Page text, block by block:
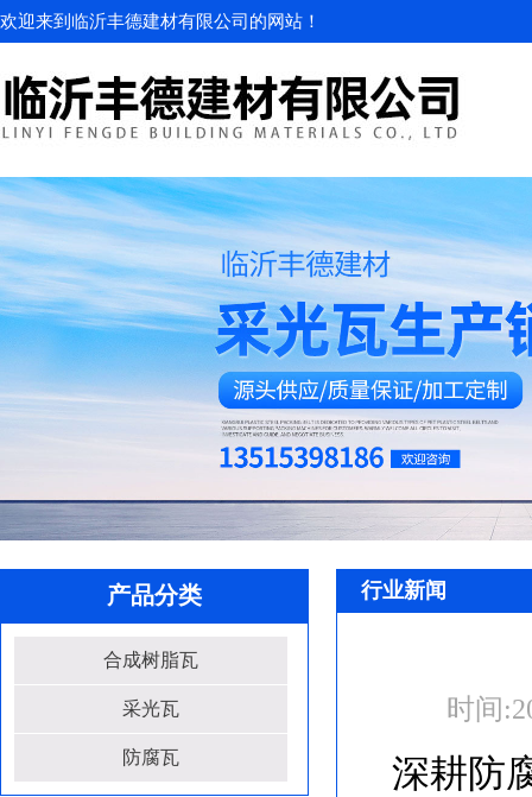
欢迎来到临沂丰德建材有限公司的网站！
产品分类
合成树脂瓦
采光瓦
防腐瓦
行业新闻
时间:
深耕防